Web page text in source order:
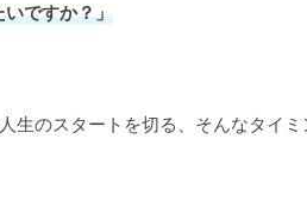
ですか？」
生のスタートを切る、そんなタイミ